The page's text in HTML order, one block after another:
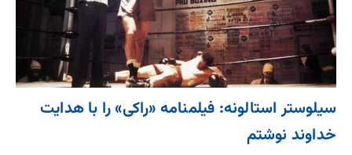
سیلوستر استالونه: فیلمنامه «راکی» را با هدایت
خداوند نوشتم